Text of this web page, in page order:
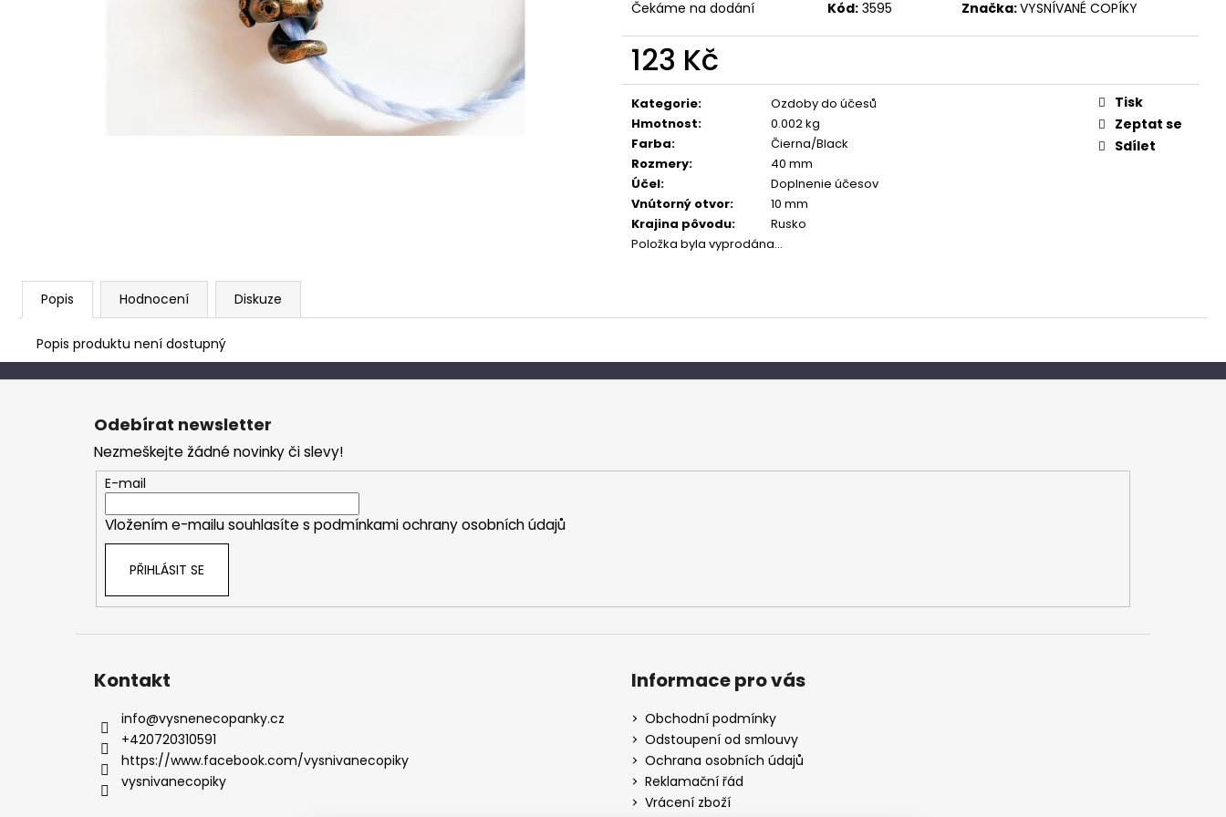
Čekáme na dodání Kód: 3595 Značka:VYSNÍVANÉ COPÍKY
123 Kč
Měrná
cena:
Kategorie:
Ozdoby do účesů
Hmotnost:
0.002 kg
Farba:
Čierna/Black
Rozmery:
40 mm
Účel:
Doplnenie účesov
Vnútorný otvor:
10 mm
Krajina pôvodu:
Rusko
Položka byla vyprodána…
Tisk
Zeptat se
Sdílet
Popis Hodnocení Diskuze
Popis produktu není dostupný
Z
Odebírat newsletter
Nezmeškejte žádné novinky či slevy!
E-mail
Vložením e-mailu souhlasíte s podmínkami ochrany osobních údajů
PŘIHLÁSIT SE
Kontakt
info@vysnenecopanky.cz
+420720310591
https://www.facebook.com/vysnivanecopiky
vysnivanecopiky
Informace pro vás
Obchodní podmínky
Odstoupení od smlouvy
Ochrana osobních údajů
Reklamační řád
Vrácení zboží